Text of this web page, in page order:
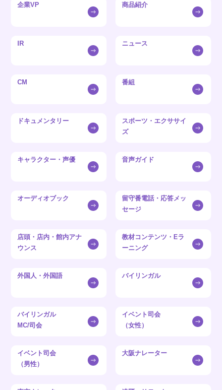
企業VP 商品紹介
IR ニュース
CM 番組
ドキュメンタリー
スポーツ・エクササイ
ズ
キャラクター・声優 音声ガイド
オーディオブック
留守番電話・応答メッ
セージ
店頭・店内・館内アナ
ウンス
教材コンテンツ・Eラ
ーニング
外国人・外国語 バイリンガル
バイリンガル
MC/司会
イベント司会
（女性）
イベント司会
（男性）
大阪ナレーター